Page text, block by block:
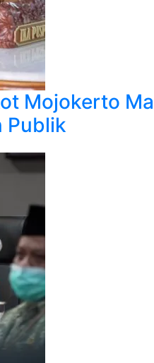
Mojokerto
Publik